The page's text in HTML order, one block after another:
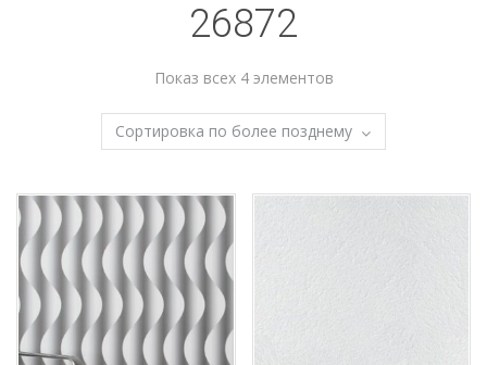
26872
Показ всех 4 элементов